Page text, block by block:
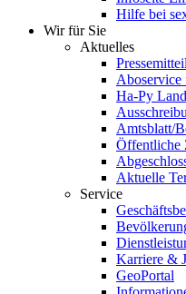
Hilfe bei
Wir für Sie
Aktuelles
Aboservice
Ha-Py
Amtsblatt/
Öffentliche
Aktuelle
Service
Karriere &
GeoPortal